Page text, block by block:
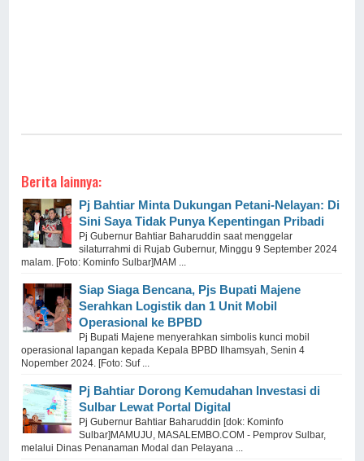
Berita lainnya:
Pj Bahtiar Minta Dukungan Petani-Nelayan: Di
Sini Saya Tidak Punya Kepentingan Pribadi
Pj Gubernur Bahtiar Baharuddin saat menggelar
silaturrahmi di Rujab Gubernur, Minggu 9 September 2024
malam. [Foto: Kominfo Sulbar]MAM ...
Siap Siaga Bencana, Pjs Bupati Majene
Serahkan Logistik dan 1 Unit Mobil
Operasional ke BPBD
Pj Bupati Majene menyerahkan simbolis kunci mobil
operasional lapangan kepada Kepala BPBD Ilhamsyah, Senin 4
Nopember 2024. [Foto: Suf ...
Pj Bahtiar Dorong Kemudahan Investasi di
Sulbar Lewat Portal Digital
Pj Gubernur Bahtiar Baharuddin [dok: Kominfo
Sulbar]MAMUJU, MASALEMBO.COM - Pemprov Sulbar,
melalui Dinas Penanaman Modal dan Pelayana ...